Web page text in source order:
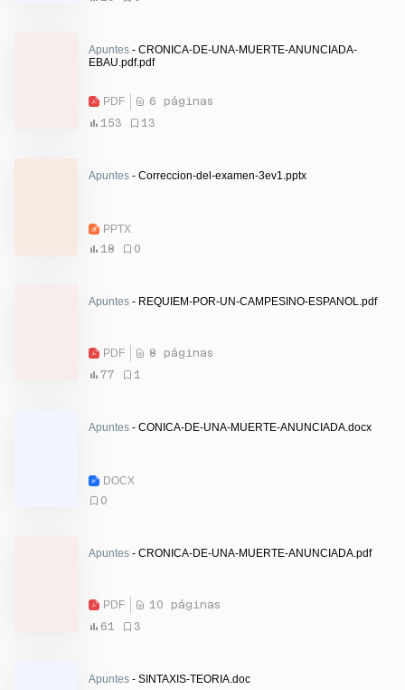
Apuntes - CRONICA-DE-UNA-MUERTE-ANUNCIADA-
EBAU.pdf.pdf
PDF
6 páginas
153
13
Apuntes - Correccion-del-examen-3ev1.pptx
PPTX
18
0
Apuntes - REQUIEM-POR-UN-CAMPESINO-ESPANOL.pdf
PDF
8 páginas
77
1
Apuntes - CONICA-DE-UNA-MUERTE-ANUNCIADA.docx
DOCX
0
Apuntes - CRONICA-DE-UNA-MUERTE-ANUNCIADA.pdf
PDF
10 páginas
61
3
Apuntes - SINTAXIS-TEORIA.doc